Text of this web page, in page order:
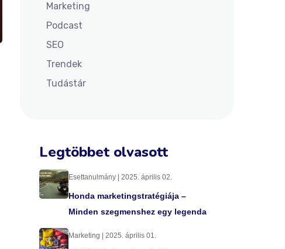
Marketing
Podcast
SEO
Trendek
Tudástár
Legtöbbet olvasott
Esettanulmány | 2025. április 02.
Honda marketingstratégiája –
Minden szegmenshez egy legenda
Marketing | 2025. április 01.